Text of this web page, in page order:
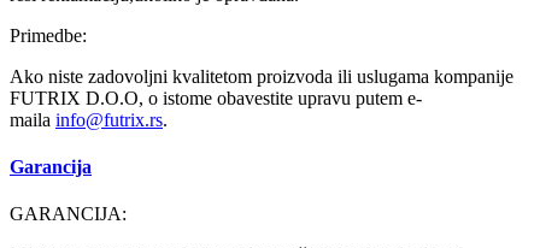
Primedbe:
Ako niste zadovoljni kvalitetom proizvoda ili uslugama kompanije
FUTRIX D.O.O, o istome obavestite upravu putem e-
maila info@futrix.rs.
Garancija
GARANCIJA: